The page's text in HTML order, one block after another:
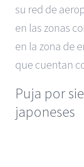
su red de
en las zonas
en la zona de
que cuentan
Puja por
japoneses